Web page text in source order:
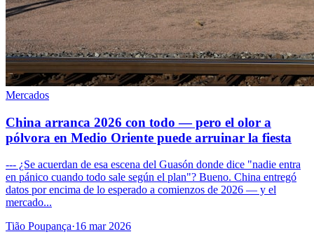
Mercados
China arranca 2026 con todo — pero el olor a
pólvora en Medio Oriente puede arruinar la fiesta
--- ¿Se acuerdan de esa escena del Guasón donde dice "nadie entra
en pánico cuando todo sale según el plan"? Bueno. China entregó
datos por encima de lo esperado a comienzos de 2026 — y el
mercado...
Tião Poupança·16 mar 2026